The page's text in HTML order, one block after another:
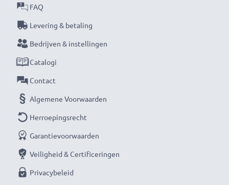
FAQ
Levering & betaling
Bedrijven & instellingen
Catalogi
Contact
Algemene Voorwaarden
Herroepingsrecht
Garantievoorwaarden
Veiligheid & Certificeringen
Privacybeleid